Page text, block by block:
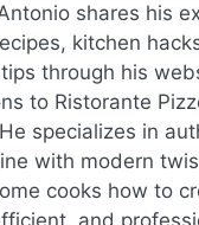
shares his
kitchen
through his
to Ristorante
specializes in
with modern
cooks how to